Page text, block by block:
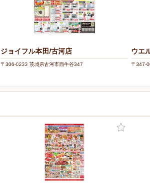
ジョイフル本田/古河店
〒306-0233 茨城県古河市西牛谷347
ウエ
〒347-